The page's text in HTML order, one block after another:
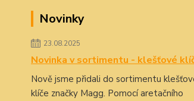
Novinky
23.08.2025
Novinka v sortimentu - klešťové
Nově jsme přidali do sortimentu
klíče značky Magg. Pomocí aretačního